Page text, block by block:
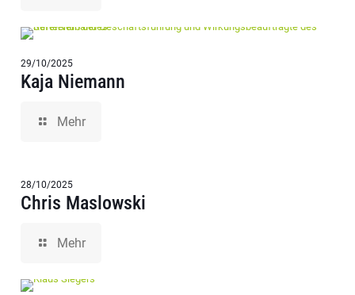
29/10/2025
Kaja Niemann
Mehr
28/10/2025
Chris Maslowski
Mehr